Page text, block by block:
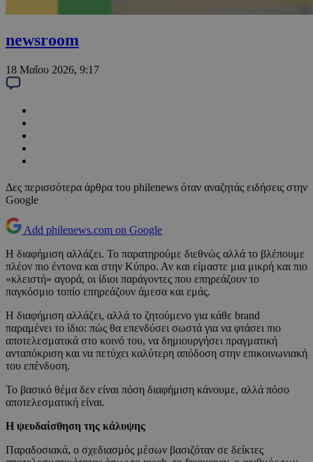
newsroom
18 Μαΐου 2026, 9:17
Δες περισσότερα άρθρα του philenews όταν αναζητάς ειδήσεις στην
Google
Add philenews.com on Google
Η διαφήμιση αλλάζει. Το παρατηρούμε διεθνώς αλλά το βλέπουμε
πλέον πιο έντονα και στην Κύπρο. Αν και είμαστε μια μικρή και πιο
«κλειστή» αγορά, οι ίδιοι παράγοντες που επηρεάζουν το
παγκόσμιο τοπίο επηρεάζουν άμεσα και εμάς.
Η διαφήμιση αλλάζει, αλλά το ζητούμενο για κάθε brand
παραμένει το ίδιο: πώς θα επενδύσει σωστά για να φτάσει πιο
αποτελεσματικά στο κοινό του, να δημιουργήσει πραγματική
ανταπόκριση και να πετύχει καλύτερη απόδοση στην επικοινωνιακή
του επένδυση.
Το βασικό θέμα δεν είναι πόση διαφήμιση κάνουμε, αλλά πόσο
αποτελεσματική είναι.
Η ψευδαίσθηση της κάλυψης
Παραδοσιακά, ο σχεδιασμός μέσων βασιζόταν σε δείκτες